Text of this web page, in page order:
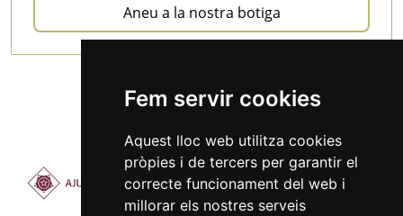
Fem servir cookies
Aquest lloc web utilitza cookies
pròpies i de tercers per garantir el
correcte funcionament del web i
millorar els nostres serveis
Aneu a la nostra botiga